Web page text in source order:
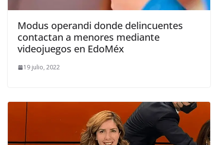
Modus operandi donde delincuentes
contactan a menores mediante
videojuegos en EdoMéx
19 julio, 2022